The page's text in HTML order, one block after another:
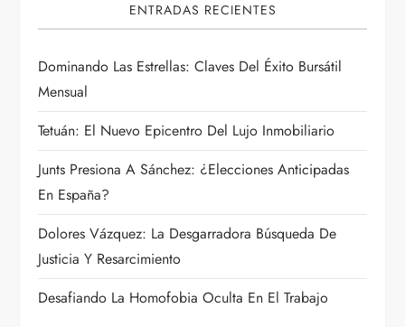
e
e
n
t
r
a
d
ENTRADAS RECIENTES
Dominando Las Estrellas: Claves Del Éxito Bursátil
Mensual
Tetuán: El Nuevo Epicentro Del Lujo Inmobiliario
Junts Presiona A Sánchez: ¿Elecciones Anticipadas
En España?
Dolores Vázquez: La Desgarradora Búsqueda De
Justicia Y Resarcimiento
Desafiando La Homofobia Oculta En El Trabajo